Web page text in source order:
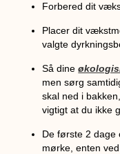
Forbered dit
Placer dit
valgte
Så dine
men sørg
skal ned i
vigtigt at du ikke
De første 2 dage
mørke, enten